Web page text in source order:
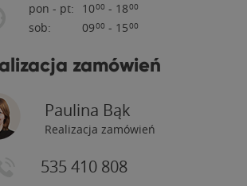
pon - pt:
sob:
1000 - 1800
0900 - 1500
zamówień
Paulina Bąk
Realizacja zamówień
535 410 808